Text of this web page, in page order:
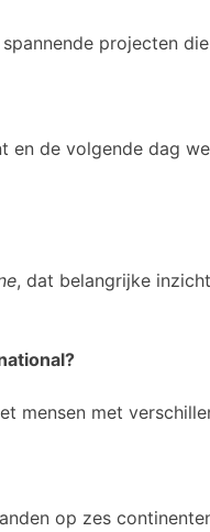
projecten
de volgende dag
, dat belangrijke
mensen met
op zes